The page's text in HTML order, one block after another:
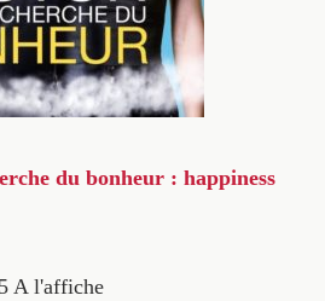
du bonheur : happiness
A l'affiche